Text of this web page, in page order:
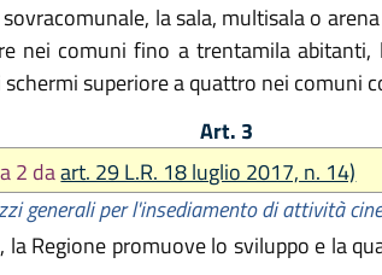
la sala, multisala o
nei comuni fino a trentamila
superiore a quattro nei comuni
Art. 3
2 daart. 29 L.R. 18 luglio 2017, n. 14)
generali per l'insediamento di attività
Regione promuove lo sviluppo e la